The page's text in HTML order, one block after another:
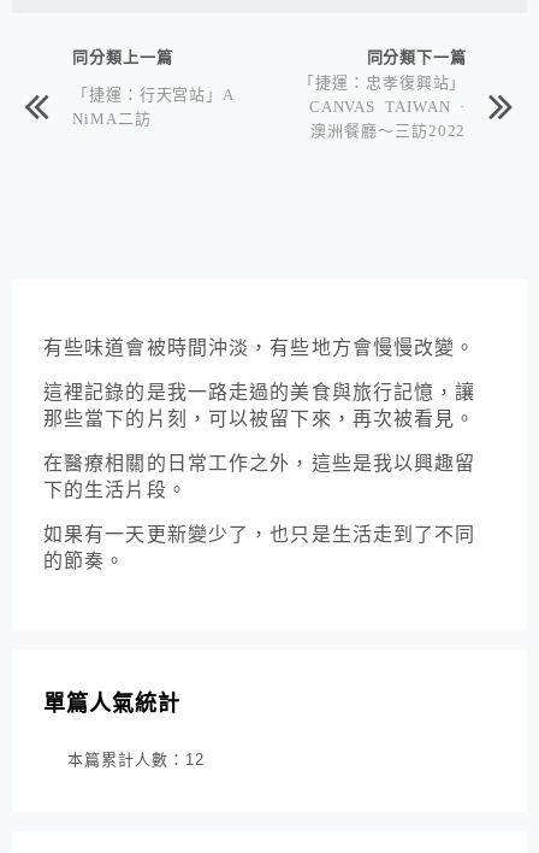
同分類上一篇
「捷運：行天宮站」A
NiMA二訪
同分類下一篇
「捷運：忠孝復興站」
CANVAS TAIWAN ·
澳洲餐廳～三訪2022
有些味道會被時間沖淡，有些地方會慢慢改變。
這裡記錄的是我一路走過的美食與旅行記憶，讓
那些當下的片刻，可以被留下來，再次被看見。
在醫療相關的日常工作之外，這些是我以興趣留
下的生活片段。
如果有一天更新變少了，也只是生活走到了不同
的節奏。
單篇人氣統計
本篇累計人數： 12